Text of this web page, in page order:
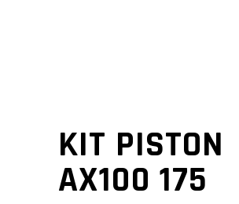
KIT PISTON
AX100 175